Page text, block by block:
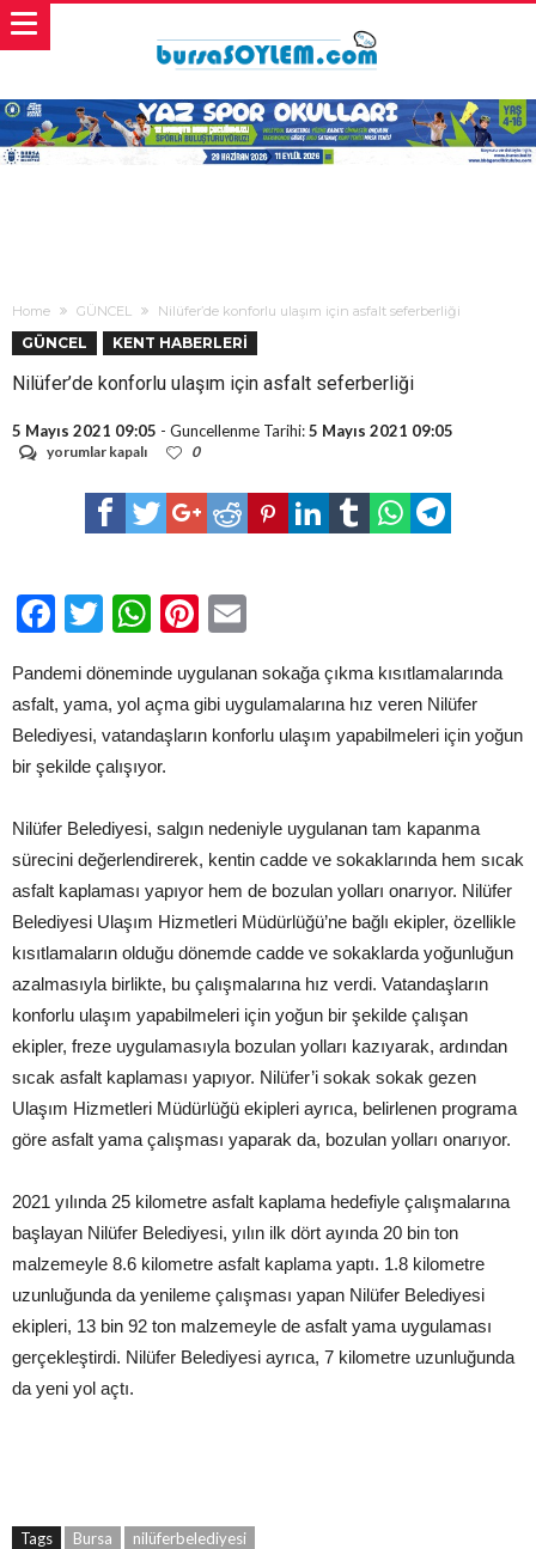
Home GÜNCEL Nilüfer’de konforlu ulaşım için asfalt seferberliği
GÜNCEL KENT HABERLERİ
Nilüfer’de konforlu ulaşım için asfalt seferberliği
5 Mayıs 2021 09:05 - Guncellenme Tarihi:5 Mayıs 2021 09:05
Nilüfer’de
ulaşım
yorumlar kapalı 0
Facebook
TwitterWhatsApp
Pinterest
Pandemi döneminde uygulanan sokağa çıkma kısıtlamalarında
asfalt, yama, yol açma gibi uygulamalarına hız veren Nilüfer
Belediyesi, vatandaşların konforlu ulaşım yapabilmeleri için yoğun
bir şekilde çalışıyor.
Nilüfer Belediyesi, salgın nedeniyle uygulanan tam kapanma
sürecini değerlendirerek, kentin cadde ve sokaklarında hem sıcak
asfalt kaplaması yapıyor hem de bozulan yolları onarıyor. Nilüfer
Belediyesi Ulaşım Hizmetleri Müdürlüğü’ne bağlı ekipler, özellikle
kısıtlamaların olduğu dönemde cadde ve sokaklarda yoğunluğun
azalmasıyla birlikte, bu çalışmalarına hız verdi. Vatandaşların
konforlu ulaşım yapabilmeleri için yoğun bir şekilde çalışan
ekipler, freze uygulamasıyla bozulan yolları kazıyarak, ardından
sıcak asfalt kaplaması yapıyor. Nilüfer’i sokak sokak gezen
Ulaşım Hizmetleri Müdürlüğü ekipleri ayrıca, belirlenen programa
göre asfalt yama çalışması yaparak da, bozulan yolları onarıyor.
2021 yılında 25 kilometre asfalt kaplama hedefiyle çalışmalarına
başlayan Nilüfer Belediyesi, yılın ilk dört ayında 20 bin ton
malzemeyle 8.6 kilometre asfalt kaplama yaptı. 1.8 kilometre
uzunluğunda da yenileme çalışması yapan Nilüfer Belediyesi
ekipleri, 13 bin 92 ton malzemeyle de asfalt yama uygulaması
gerçekleştirdi. Nilüfer Belediyesi ayrıca, 7 kilometre uzunluğunda
da yeni yol açtı.
Tags Bursa nilüferbelediyesi